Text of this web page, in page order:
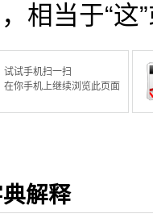
相当于“这”
试试手机扫一扫
在你手机上继续浏览此页面
解释